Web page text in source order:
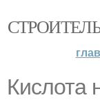
Кислота